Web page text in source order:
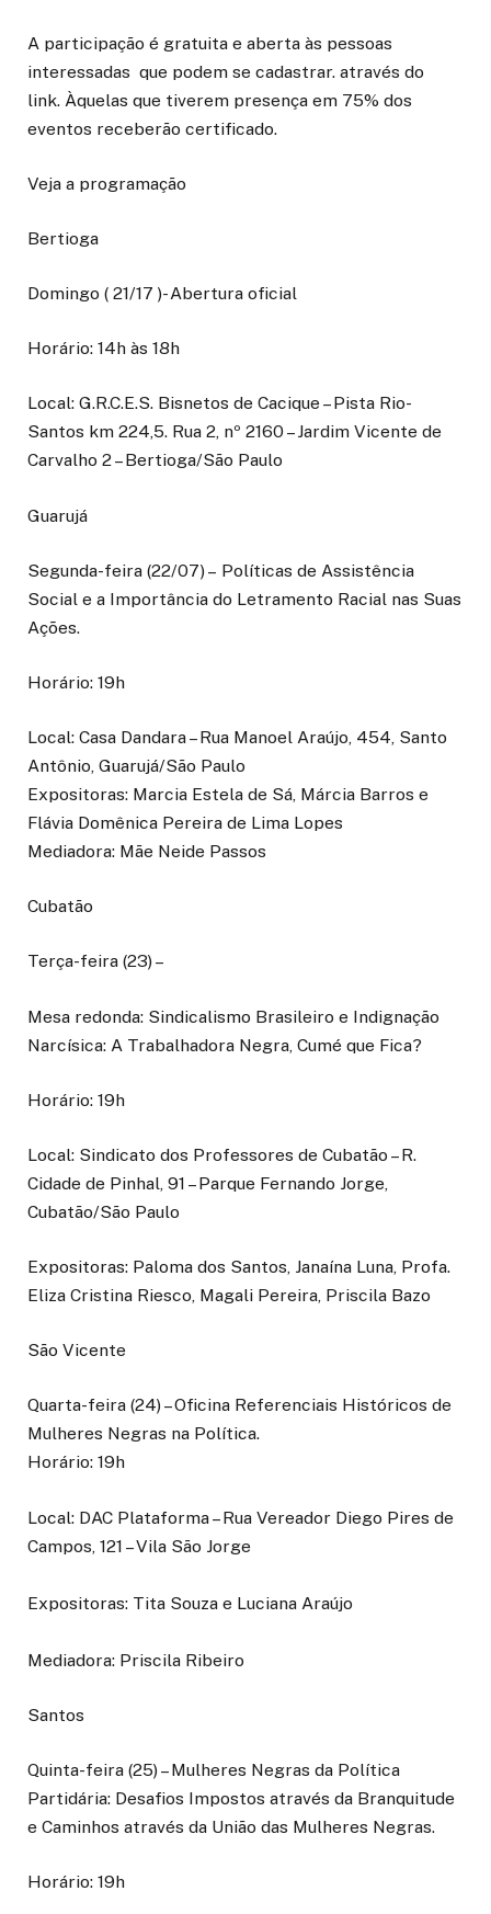
A participação é gratuita e aberta às pessoas
interessadas que podem se cadastrar. através do
link. Àquelas que tiverem presença em 75% dos
eventos receberão certificado.
Veja a programação
Bertioga
Domingo ( 21/17 )- Abertura oficial
Horário: 14h às 18h
Local: G.R.C.E.S. Bisnetos de Cacique – Pista Rio-
Santos km 224,5. Rua 2, nº 2160 – Jardim Vicente de
Carvalho 2 – Bertioga/São Paulo
Guarujá
Segunda-feira (22/07) – Políticas de Assistência
Social e a Importância do Letramento Racial nas Suas
Ações.
Horário: 19h
Local: Casa Dandara – Rua Manoel Araújo, 454, Santo
Antônio, Guarujá/São Paulo
Expositoras: Marcia Estela de Sá, Márcia Barros e
Flávia Domênica Pereira de Lima Lopes
Mediadora: Mãe Neide Passos
Cubatão
Terça-feira (23) –
Mesa redonda: Sindicalismo Brasileiro e Indignação
Narcísica: A Trabalhadora Negra, Cumé que Fica?
Horário: 19h
Local: Sindicato dos Professores de Cubatão – R.
Cidade de Pinhal, 91 – Parque Fernando Jorge,
Cubatão/São Paulo
Expositoras: Paloma dos Santos, Janaína Luna, Profa.
Eliza Cristina Riesco, Magali Pereira, Priscila Bazo
São Vicente
Quarta-feira (24) – Oficina Referenciais Históricos de
Mulheres Negras na Política.
Horário: 19h
Local: DAC Plataforma – Rua Vereador Diego Pires de
Campos, 121 – Vila São Jorge
Expositoras: Tita Souza e Luciana Araújo
Mediadora: Priscila Ribeiro
Santos
Quinta-feira (25) – Mulheres Negras da Política
Partidária: Desafios Impostos através da Branquitude
e Caminhos através da União das Mulheres Negras.
Horário: 19h